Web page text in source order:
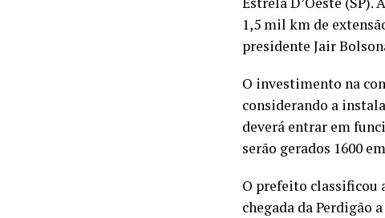
1,5 mil km de
presidente Jair
O investimento na
considerando a
deverá entrar em
serão gerados 1600
O prefeito classificou
chegada da Perdigão